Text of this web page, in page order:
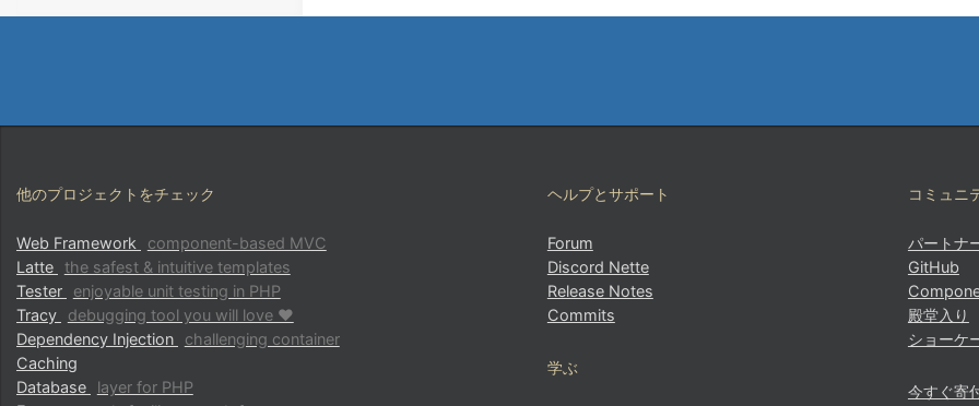
プレビューを開く
他のプロジェクトをチェック
Web Framework
component-based MVC
Latte the safest & intuitive templates
Tester
enjoyable unit testing in PHP
Tracy
debugging tool you will love ♥
Dependency Injection
challenging container
Caching
Database
layer for PHP
ヘルプとサポート
Forum
Discord Nette
Release Notes
Commits
学ぶ
コミュニ
パートナ
GitHub
殿堂入り
ショーケ
今すぐ寄